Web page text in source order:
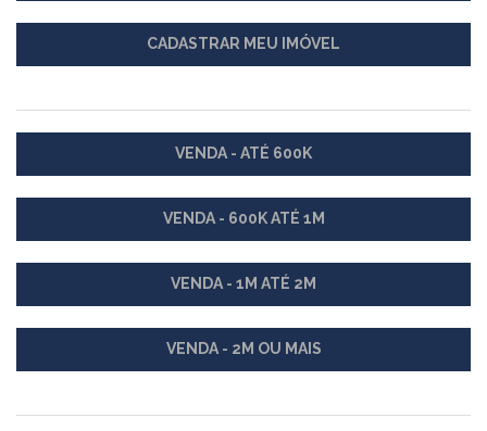
CADASTRAR MEU IMÓVEL
VENDA - ATÉ 600K
VENDA - 600K ATÉ 1M
VENDA - 1M ATÉ 2M
VENDA - 2M OU MAIS